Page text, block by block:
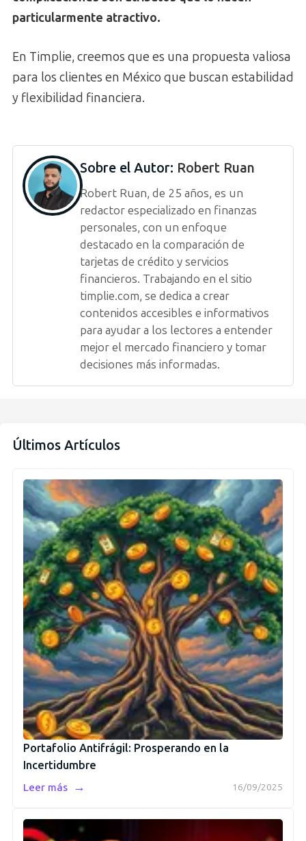
particularmente atractivo.
En Timplie, creemos que es una propuesta valiosa
para los clientes en México que buscan estabilidad
y flexibilidad financiera.
Sobre el Autor: Robert Ruan
Robert Ruan, de 25 años, es un
redactor especializado en finanzas
personales, con un enfoque
destacado en la comparación de
tarjetas de crédito y servicios
financieros. Trabajando en el sitio
timplie.com, se dedica a crear
contenidos accesibles e informativos
para ayudar a los lectores a entender
mejor el mercado financiero y tomar
decisiones más informadas.
Últimos Artículos
Portafolio Antifrágil: Prosperando en la
Incertidumbre
16/09/2025
Leer más →